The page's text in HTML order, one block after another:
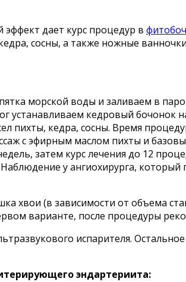
дает курс процедур в
сосны, а также ножные
морской воды и заливаем в
устанавливаем кедровый бочонок
пихты, кедра, сосны. Время
с эфирным маслом пихты и
затем курс лечения до 12
у ангиохирурга, который
хвои (в зависимости от объема
варианте, после процедуры
испарителя.
эндартериита: